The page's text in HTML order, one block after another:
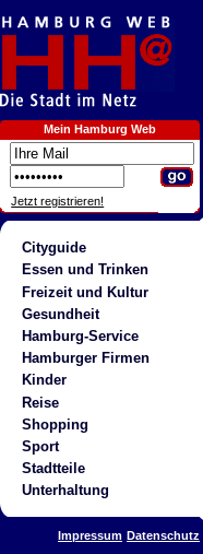
Mein Hamburg Web
Jetzt registrieren!
Cityguide
Essen und Trinken
Freizeit und Kultur
Gesundheit
Hamburg-Service
Hamburger Firmen
Kinder
Reise
Shopping
Sport
Stadtteile
Unterhaltung
Impressum Datenschutz